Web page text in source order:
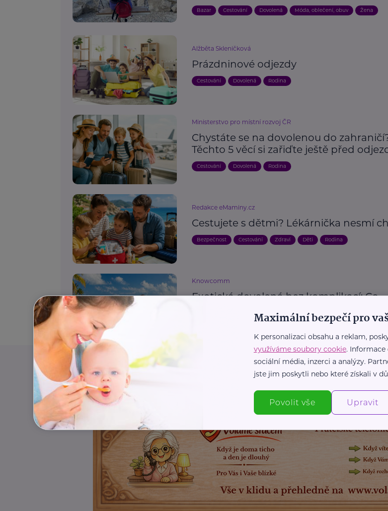
Bazar Cestování Dovolená Móda, oblečení, obuv Žena
Alžběta Skleničková
Prázdninové odjezdy
Cestování Dovolená Rodina
Ministerstvo pro místní rozvoj ČR
Chystáte se na dovolenou do
Těchto 5 věcí si zařiďte ještě před
Cestování Dovolená Rodina
Redakce eMaminy.cz
Cestujete s dětmi? Lékárnička nesmí
Bezpečnost Cestování Zdraví Děti Rodina
Knowcomm
Exotická dovolená bez komplikací: Co
Zdraví
Další články
Maximální bezpečí pro
K personalizaci obsahu a reklam,
využíváme soubory cookie. Informace
sociální média, inzerci a analýzy.
jste jim poskytli nebo které získali v
Povolit vše Upravit